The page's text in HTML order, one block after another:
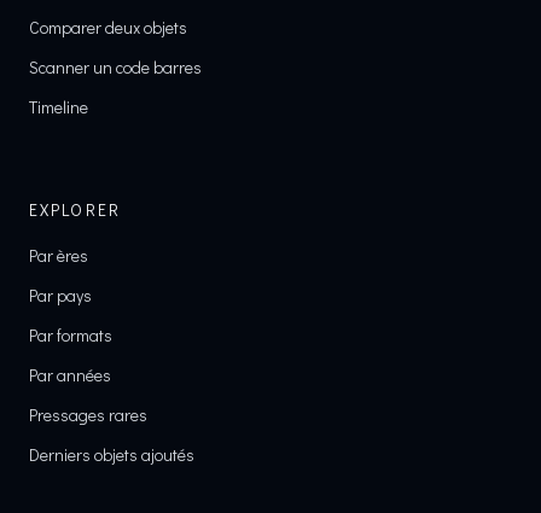
Comparer deux objets
Scanner un code barres
Timeline
EXPLORER
Par ères
Par pays
Par formats
Par années
Pressages rares
Derniers objets ajoutés